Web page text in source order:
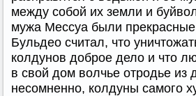
между собой их земли и
мужа Мессуа были
Бульдео считал, что
колдунов доброе дело и что
в свой дом волчье отродье из
несомненно, колдуны самого